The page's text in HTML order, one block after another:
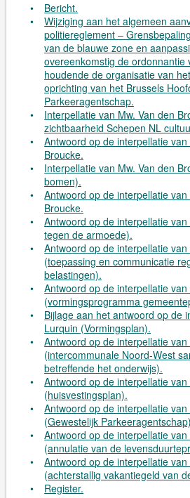
Bericht.
Wijziging aan het algemeen
politiereglement –
van de blauwe zone en
overeenkomstig de ordonnantie
houdende de organisatie van
oprichting van het Brussels
Parkeeragentschap.
Interpellatie van Mw. Van den
zichtbaarheid Schepen NL
Antwoord op de interpellatie van
Broucke.
Interpellatie van Mw. Van den
bomen).
Antwoord op de interpellatie van
Broucke.
Antwoord op de interpellatie
tegen de armoede).
Antwoord op de interpellatie van
(toepassing en communicatie
belastingen).
Antwoord op de interpellatie
(vormingsprogramma
Bijlage aan het antwoord op de
Lurquin (Vormingsplan).
Antwoord op de interpellatie van
(intercommunale Noord-West
betreffende het onderwijs).
Antwoord op de interpellatie van
(huisvestingsplan).
Antwoord op de interpellatie van
(Gewestelijk
Antwoord op de interpellatie van
(annulatie van de
Antwoord op de interpellatie van
(achterstallig vakantiegeld van
Register.